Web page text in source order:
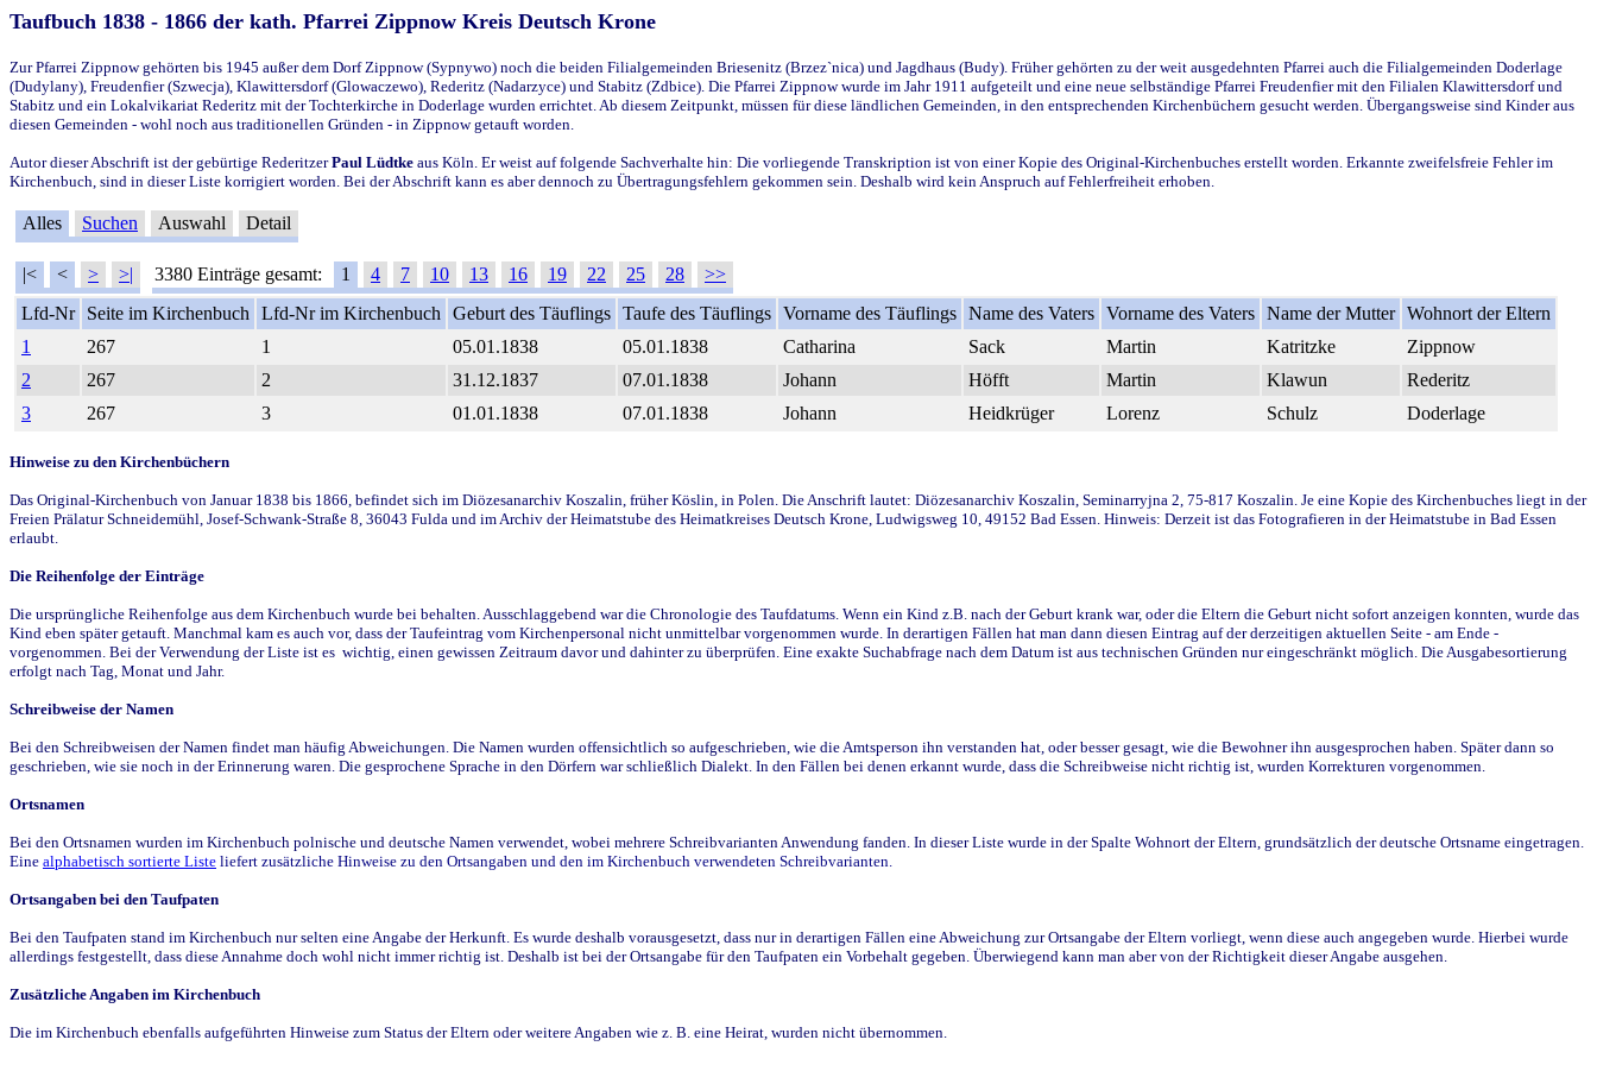
Taufbuch 1838 - 1866 der kath. Pfarrei Zippnow Kreis Deutsch Krone
Zur Pfarrei Zippnow gehörten bis 1945 außer dem Dorf Zippnow (Sypnywo) noch die beiden Filialgemeinden Briesenitz (Brzez`nica) und Jagdhaus (Budy). Früher gehörten zu der weit ausgedehnten Pfarrei auch die Filialgemeinden Doderlage
(Dudylany), Freudenfier (Szwecja), Klawittersdorf (Glowaczewo), Rederitz (Nadarzyce) und Stabitz (Zdbice). Die Pfarrei Zippnow wurde im Jahr 1911 aufgeteilt und eine neue selbständige Pfarrei Freudenfier mit den Filialen Klawittersdorf und
Stabitz und ein Lokalvikariat Rederitz mit der Tochterkirche in Doderlage wurden errichtet. Ab diesem Zeitpunkt, müssen für diese ländlichen Gemeinden, in den entsprechenden Kirchenbüchern gesucht werden. Übergangsweise sind Kinder aus
diesen Gemeinden - wohl noch aus traditionellen Gründen - in Zippnow getauft worden.
Autor dieser Abschrift ist der gebürtige RederitzerPaul Lüdtke aus Köln. Er weist auf folgende Sachverhalte hin: Die vorliegende Transkription ist von einer Kopie des Original-Kirchenbuches erstellt worden. Erkannte zweifelsfreie Fehler im
Kirchenbuch, sind in dieser Liste korrigiert worden. Bei der Abschrift kann es aber dennoch zu Übertragungsfehlern gekommen sein. Deshalb wird kein Anspruch auf Fehlerfreiheit erhoben.
Alles Suchen Auswahl Detail
|< < > >| 3380 Einträge gesamt: 1 4 7 10 13 16 19 22 25 28
>>
Lfd-Nr
Seite im Kirchenbuch Lfd-Nr im Kirchenbuch Geburt des Täuflings Taufe des Täuflings Vorname des Täuflings Name des Vaters Vorname des Vaters Name der Mutter Wohnort der Eltern
1
267 1 05.01.1838 05.01.1838 Catharina Sack Martin Katritzke
Zippnow
2
267 2 31.12.1837 07.01.1838 Johann Höfft Martin Klawun
Rederitz
3
267 3 01.01.1838 07.01.1838 Johann Heidkrüger Lorenz Schulz Doderlage
Hinweise zu den Kirchenbüchern
Das Original-Kirchenbuch von Januar 1838 bis 1866, befindet sich im Diözesanarchiv Koszalin, früher Köslin, in Polen. Die Anschrift lautet: Diözesanarchiv Koszalin, Seminarryjna 2, 75-817 Koszalin. Je eine Kopie des Kirchenbuches liegt in der
Freien Prälatur Schneidemühl, Josef-Schwank-Straße 8, 36043 Fulda und im Archiv der Heimatstube des Heimatkreises Deutsch Krone, Ludwigsweg 10, 49152 Bad Essen. Hinweis: Derzeit ist das Fotografieren in der Heimatstube in Bad Essen
erlaubt.
Die Reihenfolge der Einträge
Die ursprüngliche Reihenfolge aus dem Kirchenbuch wurde bei behalten. Ausschlaggebend war die Chronologie des Taufdatums. Wenn ein Kind z.B. nach der Geburt krank war, oder die Eltern die Geburt nicht sofort anzeigen konnten, wurde das
Kind eben später getauft. Manchmal kam es auch vor, dass der Taufeintrag vom Kirchenpersonal nicht unmittelbar vorgenommen wurde. In derartigen Fällen hat man dann diesen Eintrag auf der derzeitigen aktuellen Seite - am Ende -
vorgenommen. Bei der Verwendung der Liste ist es wichtig, einen gewissen Zeitraum davor und dahinter zu überprüfen. Eine exakte Suchabfrage nach dem Datum ist aus technischen Gründen nur eingeschränkt möglich. Die Ausgabesortierung
erfolgt nach Tag, Monat und Jahr.
Schreibweise der Namen
Bei den Schreibweisen der Namen findet man häufig Abweichungen. Die Namen wurden offensichtlich so aufgeschrieben, wie die Amtsperson ihn verstanden hat, oder besser gesagt, wie die Bewohner ihn ausgesprochen haben. Später dann so
geschrieben, wie sie noch in der Erinnerung waren. Die gesprochene Sprache in den Dörfern war schließlich Dialekt. In den Fällen bei denen erkannt wurde, dass die Schreibweise nicht richtig ist, wurden Korrekturen vorgenommen.
Ortsnamen
Bei den Ortsnamen wurden im Kirchenbuch polnische und deutsche Namen verwendet, wobei mehrere Schreibvarianten Anwendung fanden. In dieser Liste wurde in der Spalte Wohnort der Eltern, grundsätzlich der deutsche Ortsname eingetragen.
Eine alphabetisch sortierte Liste liefert zusätzliche Hinweise zu den Ortsangaben und den im Kirchenbuch verwendeten Schreibvarianten.
Ortsangaben bei den Taufpaten
Bei den Taufpaten stand im Kirchenbuch nur selten eine Angabe der Herkunft. Es wurde deshalb vorausgesetzt, dass nur in derartigen Fällen eine Abweichung zur Ortsangabe der Eltern vorliegt, wenn diese auch angegeben wurde. Hierbei wurde
allerdings festgestellt, dass diese Annahme doch wohl nicht immer richtig ist. Deshalb ist bei der Ortsangabe für den Taufpaten ein Vorbehalt gegeben. Überwiegend kann man aber von der Richtigkeit dieser Angabe ausgehen.
Zusätzliche Angaben im Kirchenbuch
Die im Kirchenbuch ebenfalls aufgeführten Hinweise zum Status der Eltern oder weitere Angaben wie z. B. eine Heirat, wurden nicht übernommen.